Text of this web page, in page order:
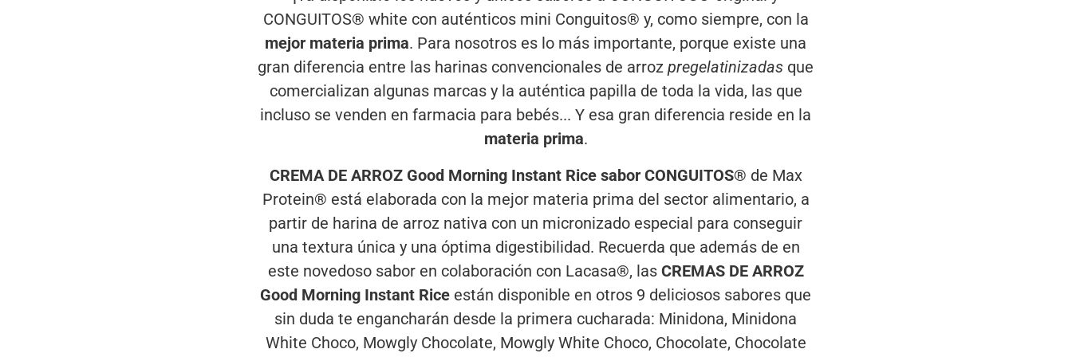
CONGUITOS® white con auténticos mini Conguitos® y, como siempre, con la
mejor materia prima. Para nosotros es lo más importante, porque existe una
gran diferencia entre las harinas convencionales de arrozpregelatinizadas que
comercializan algunas marcas y la auténtica papilla de toda la vida, las que
incluso se venden en farmacia para bebés... Y esa gran diferencia reside en la
materia prima.
CREMA DE ARROZ Good Morning Instant Rice sabor CONGUITOS® de Max
Protein® está elaborada con la mejor materia prima del sector alimentario, a
partir de harina de arroz nativa con un micronizado especial para conseguir
una textura única y una óptima digestibilidad. Recuerda que además de en
este novedoso sabor en colaboración con Lacasa®, las CREMAS DE ARROZ
Good Morning Instant Rice están disponible en otros 9 deliciosos sabores que
sin duda te engancharán desde la primera cucharada: Minidona, Minidona
White Choco, Mowgly Chocolate, Mowgly White Choco, Chocolate, Chocolate